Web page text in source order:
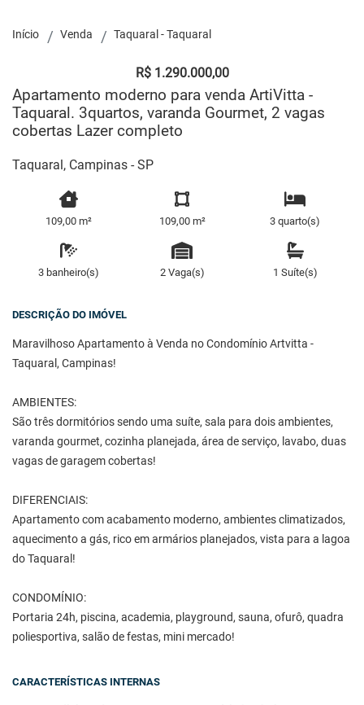
Início Venda Taquaral - Taquaral
R$ 1.290.000,00
Apartamento moderno para venda ArtiVitta -
Taquaral. 3quartos, varanda Gourmet, 2 vagas
cobertas Lazer completo
Taquaral, Campinas - SP
109,00 m² 109,00 m² 3 quarto(s)
3 banheiro(s) 2 Vaga(s) 1 Suíte(s)
DESCRIÇÃO DO IMÓVEL
Maravilhoso Apartamento à Venda no Condomínio Artvitta -
Taquaral, Campinas!
AMBIENTES:
São três dormitórios sendo uma suíte, sala para dois ambientes,
varanda gourmet, cozinha planejada, área de serviço, lavabo, duas
vagas de garagem cobertas!
DIFERENCIAIS:
Apartamento com acabamento moderno, ambientes climatizados,
aquecimento a gás, rico em armários planejados, vista para a lagoa
do Taquaral!
CONDOMÍNIO:
Portaria 24h, piscina, academia, playground, sauna, ofurô, quadra
poliesportiva, salão de festas, mini mercado!
CARACTERÍSTICAS INTERNAS